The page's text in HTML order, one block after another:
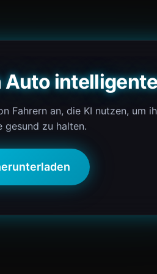
Auto
Fahrern an, die KI nutzen, um
gesund zu halten.